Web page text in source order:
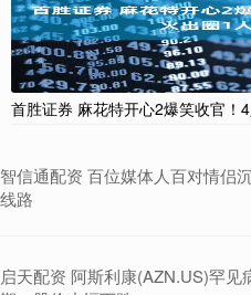
首胜证券 麻花特开心2爆笑收官！
智信通配资 百位媒体人百对情侣
线路
启天配资 阿斯利康(AZN.US)罕见